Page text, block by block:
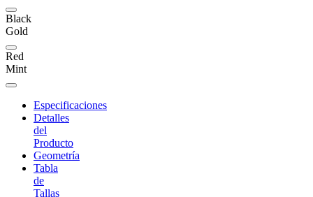
Black
Gold
Red
Mint
Especificaciones
Detalles
del
Producto
Geometría
Tabla
de
Tallas